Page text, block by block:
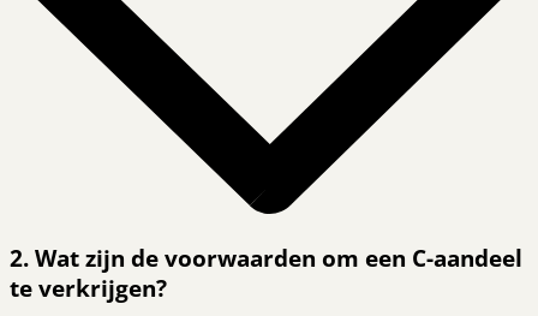
2. Wat zijn de voorwaarden om een C-aandeel
te verkrijgen?